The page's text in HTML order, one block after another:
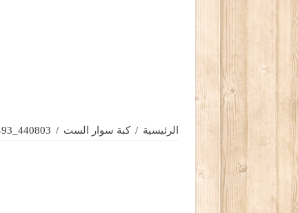
الرئيسية / كبة سوار الست /
440803_1339002493